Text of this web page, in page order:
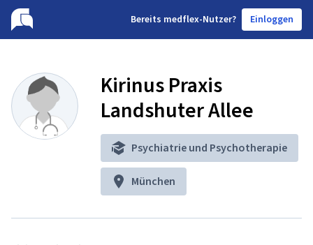
Bereits medflex-Nutzer? Einloggen
Kirinus Praxis
Landshuter Allee
Psychiatrie und Psychotherapie
München